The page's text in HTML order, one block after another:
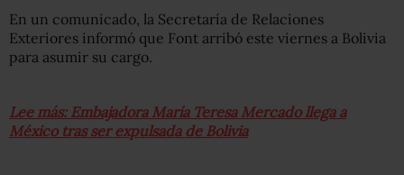
En un comunicado, la Secretaría de Relaciones
Exteriores informó que Font arribó este viernes a Bolivia
para asumir su cargo.
Lee más: Embajadora María Teresa Mercado llega a
México tras ser expulsada de Bolivia